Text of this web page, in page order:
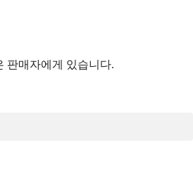
판매자에게 있습니다.